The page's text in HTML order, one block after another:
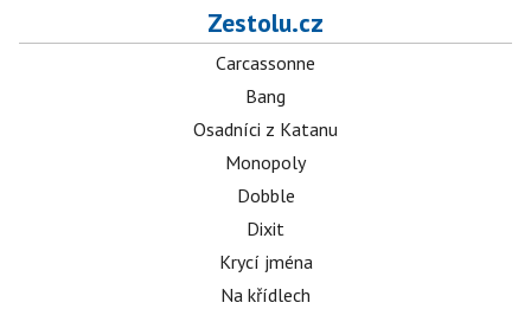
Zestolu.cz
Carcassonne
Bang
Osadníci z Katanu
Monopoly
Dobble
Dixit
Krycí jména
Na křídlech